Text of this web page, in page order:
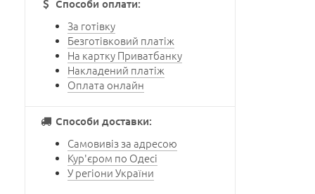
Способи оплати:
За готівку
Безготівковий платіж
На картку Приватбанку
Накладений платіж
Оплата онлайн
Способи доставки:
Самовивіз за адресою
Кур'єром по Одесі
У регіони України